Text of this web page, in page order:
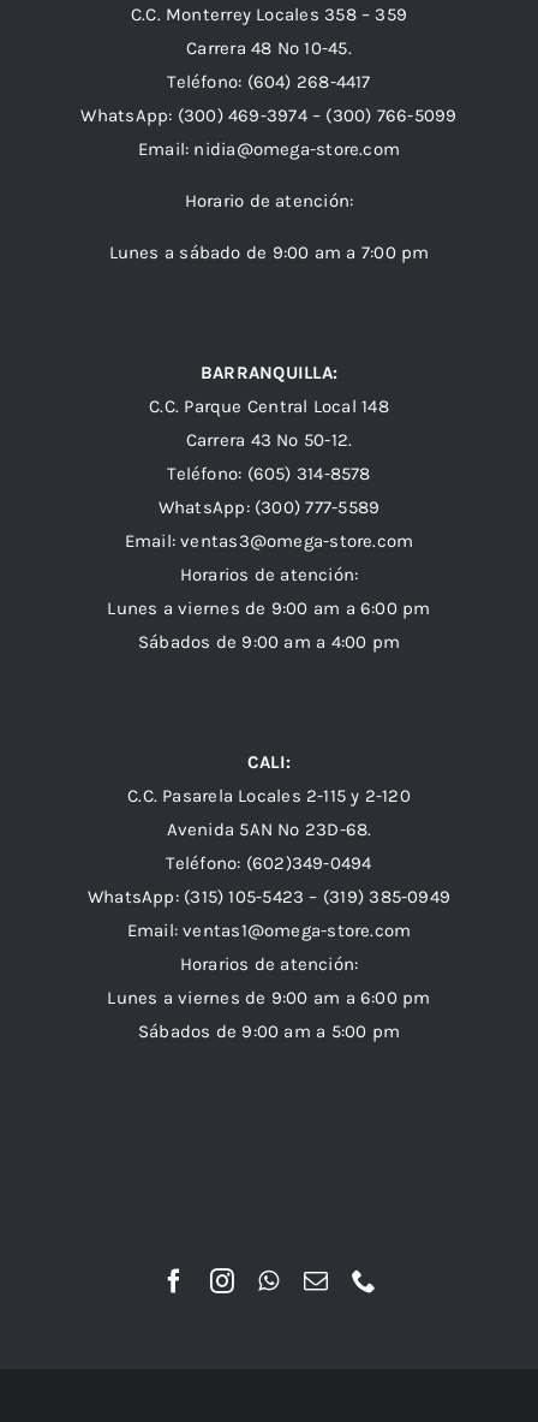
C.C. Monterrey Locales 358 – 359
Carrera 48 Nº 10-45.
Teléfono: (604) 268-4417
WhatsApp: (300) 469-3974 – (300) 766-5099
Email: nidia@omega-store.com
Horario de atención:
Lunes a sábado de 9:00 am a 7:00 pm
BARRANQUILLA:
C.C. Parque Central Local 148
Carrera 43 Nº 50-12.
Teléfono: (605) 314-8578
WhatsApp: (300) 777-5589
Email: ventas3@omega-store.com
Horarios de atención:
Lunes a viernes de 9:00 am a 6:00 pm
Sábados de 9:00 am a 4:00 pm
CALI:
C.C. Pasarela Locales 2-115 y 2-120
Avenida 5AN Nº 23D-68.
Teléfono: (602)349-0494
WhatsApp: (315) 105-5423 – (319) 385-0949
Email:ventas1@omega-store.com
Horarios de atención:
Lunes a viernes de 9:00 am a 6:00 pm
Sábados de 9:00 am a 5:00 pm